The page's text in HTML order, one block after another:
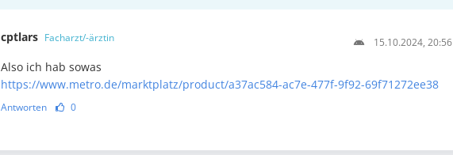
cptlars Facharzt/-ärztin 15.10.2024, 20:56
Also ich hab sowas
https://www.metro.de/marktplatz/product/a37ac584-ac7e-477f-9f92-69f71272ee38
Antworten 0